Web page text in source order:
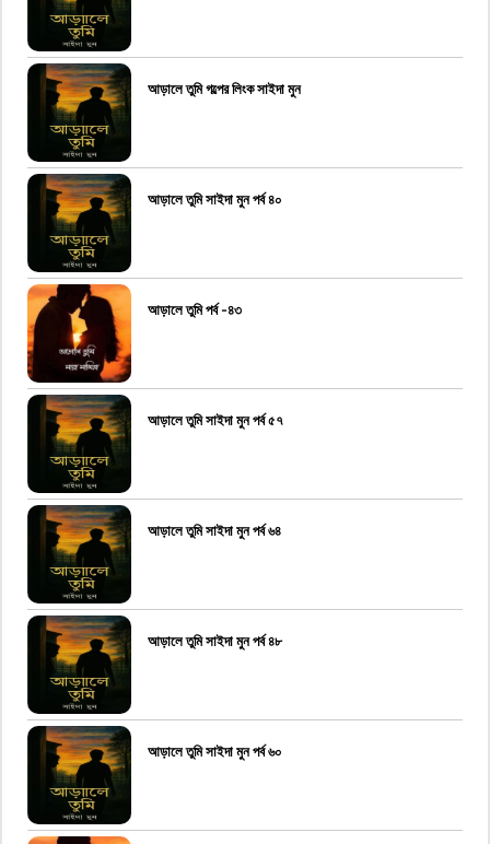
আড়ালে তুমি গল্পের লিংক সাইদা মুন
আড়ালে তুমি সাইদা মুন পর্ব ৪০
আড়ালে তুমি পর্ব -৪৩
আড়ালে তুমি সাইদা মুন পর্ব ৫৭
আড়ালে তুমি সাইদা মুন পর্ব ৬৪
আড়ালে তুমি সাইদা মুন পর্ব ৪৮
আড়ালে তুমি সাইদা মুন পর্ব ৬০